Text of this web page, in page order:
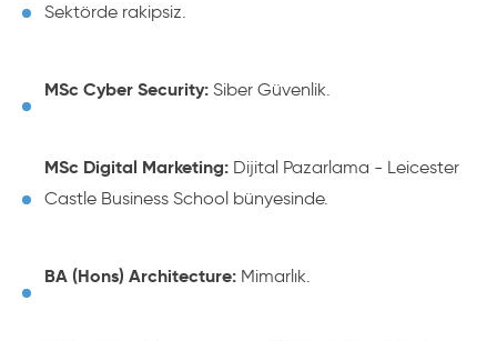
Sektörde rakipsiz.
MSc Cyber Security: Siber Güvenlik.
MSc Digital Marketing: Dijital Pazarlama - Leicester
Castle Business School bünyesinde.
BA (Hons) Architecture: Mimarlık.